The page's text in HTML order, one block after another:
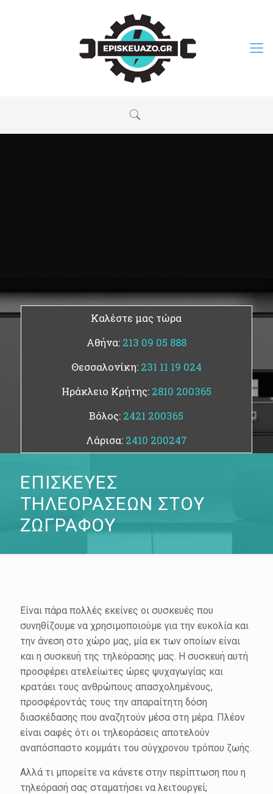
Καλέστε μας τώρα
Αθήνα: 213 09 05 888
Θεσσαλονίκη: 231 11 19 024
Ηράκλειο Κρήτης: 2810 200365
Βόλος: 2421 200365
Λάρισα: 2410 200247
ΕΠΙΣΚΕΥΕΣ
ΤΗΛΕΟΡΑΣΕΩΝ ΣΤΟΥ
ΖΩΓΡΑΦΟΥ
Είναι πάρα πολλές εκείνες οι συσκευές που
συνηθίζουμε να χρησιμοποιούμε για την ευκολία και
την άνεση στο χώρο μας, μία εκ των οποίων είναι
και η συσκευή της τηλεόρασης μας. Η συσκευή αυτή
προσφέρει ατελείωτες ώρες ψυχαγωγίας και
κρατάει τους ανθρώπους απασχολημένους,
προσφέροντάς τους την απαραίτητη δόση
διασκέδασης που αναζητούν μέσα στη μέρα. Πλέον
είναι σαφές ότι οι τηλεοράσεις αποτελούν
αναπόσπαστο κομμάτι του σύγχρονου τρόπου ζωής.
Αλλά τι μπορείτε να κάνετε στην περίπτωση που η
τηλεόρασή σας σταματήσει να λειτουργεί;